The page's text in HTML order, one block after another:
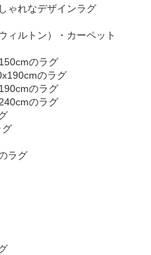
ゃれなデザインラグ
ィルトン）・カーペット
のラグ
のラグ
のラグ
のラグ
グ
ラグ